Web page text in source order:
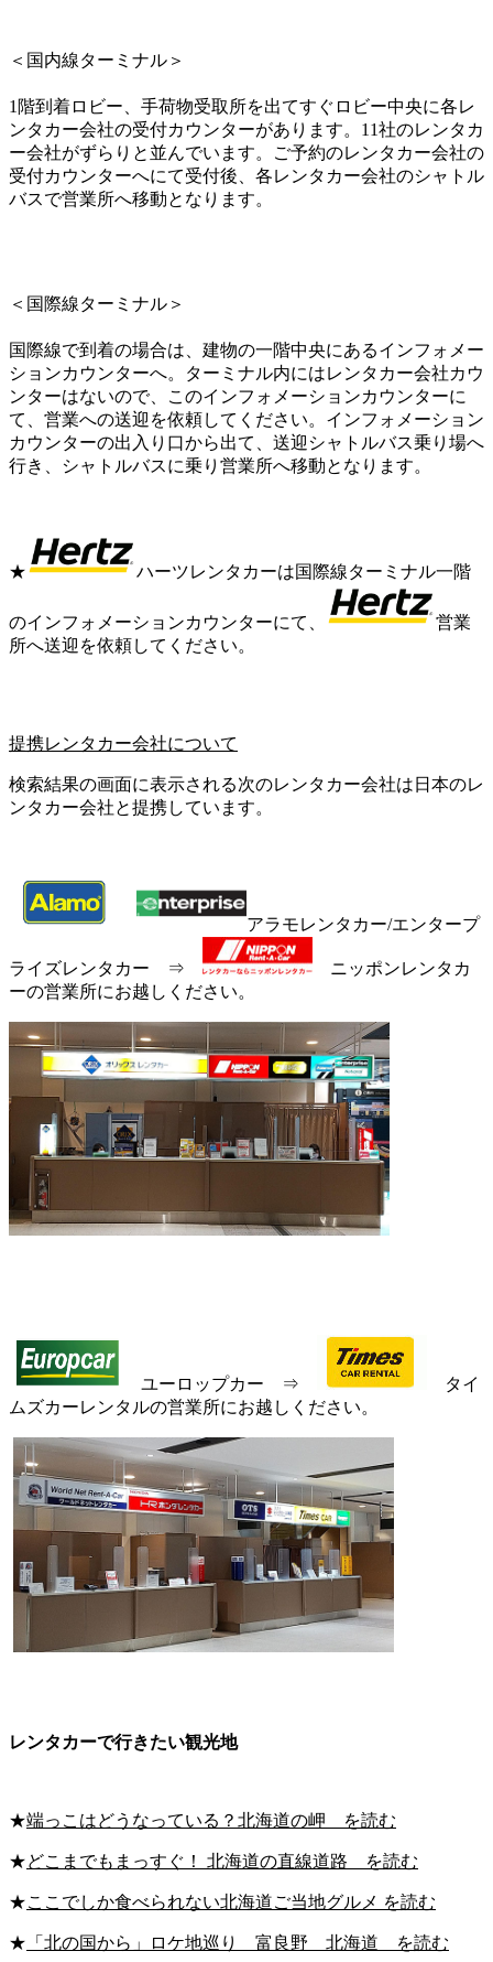
＜国内線ターミナル＞
1階到着ロビー、手荷物受取所を出てすぐロビー中央に各レ
ンタカー会社の受付カウンターがあります。11社のレンタカ
ー会社がずらりと並んでいます。ご予約のレンタカー会社の
受付カウンターへにて受付後、各レンタカー会社のシャトル
バスで営業所へ移動となります。
＜国際線ターミナル＞
国際線で到着の場合は、建物の一階中央にあるインフォメー
ションカウンターへ。ターミナル内にはレンタカー会社カウ
ンターはないので、このインフォメーションカウンターに
て、営業への送迎を依頼してください。インフォメーション
カウンターの出入り口から出て、送迎シャトルバス乗り場へ
行き、シャトルバスに乗り営業所へ移動となります。
★ ハーツレンタカーは国際線ターミナル一階
のインフォメーションカウンターにて、
営業
所へ送迎を依頼してください。
提携レンタカー会社について
検索結果の画面に表示される次のレンタカー会社は日本のレ
ンタカー会社と提携しています。
アラモレンタカー/エンタープ
ライズレンタカー ⇒
ニッポンレンタカ
ーの営業所にお越しください。
ユーロップカー ⇒
タイ
ムズカーレンタルの営業所にお越しください。
レンタカーで行きたい観光地
★端っこはどうなっている？北海道の岬 を読む
★どこまでもまっすぐ！ 北海道の直線道路 を読む
★ここでしか食べられない北海道ご当地グルメ を読む
★ 「北の国から」ロケ地巡り 富良野 北海道 を読む